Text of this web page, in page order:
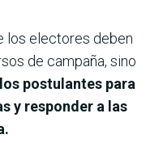
los electores deben
de campaña, sino
postulantes para
y responder a las